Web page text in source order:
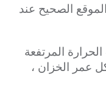
الصحيح عند
المرتفعة
عمر الخزان ،